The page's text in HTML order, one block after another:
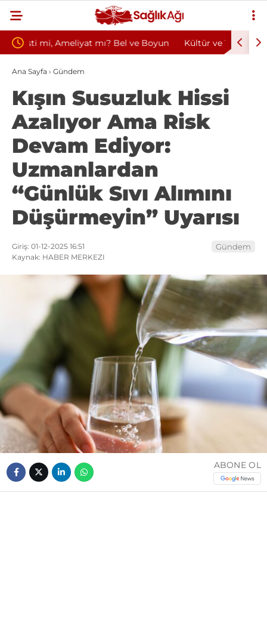
Boyun Kültür ve Turizm Bakanlığı Uludağ Alan
Başkanlığı 11 Sürekli İşçi Alımı Duyuruldu
Bu
Ana Sayfa › Gündem
Kışın Susuzluk Hissi
Azalıyor Ama Risk
Devam Ediyor:
Uzmanlardan
“Günlük Sıvı Alımını
Düşürmeyin” Uyarısı
Giriş: 01-12-2025 16:51
Kaynak: HABER MERKEZI
Gündem
ABONE OL